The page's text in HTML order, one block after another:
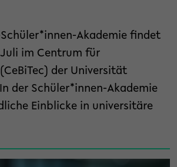
Schüler*innen-Akademie findet
im Centrum für
der Universität
der Schüler*innen-Akademie
Einblicke in universitäre